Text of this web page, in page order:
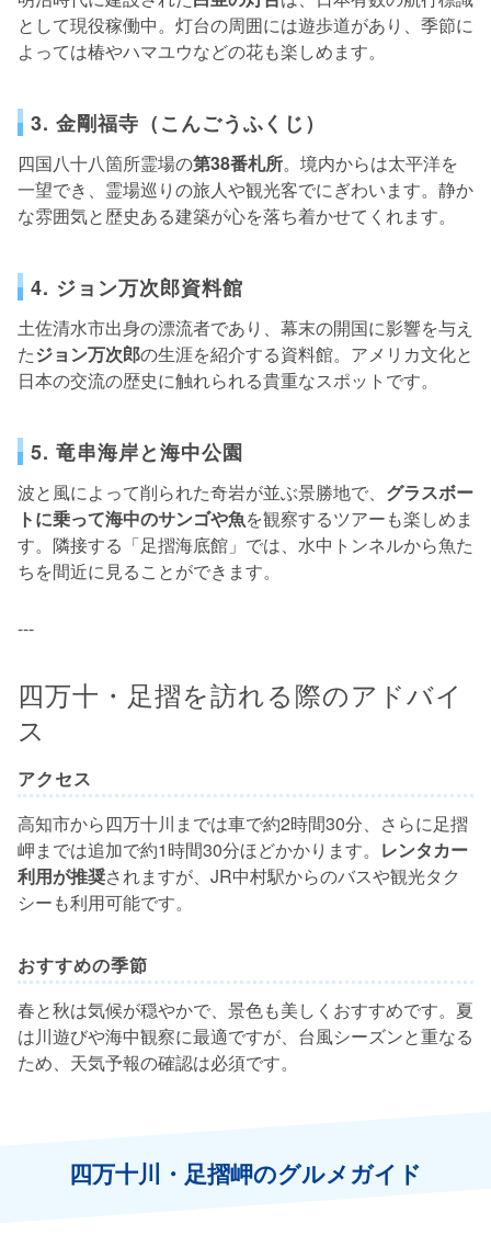
として現役稼働中。灯台の周囲には遊歩道があり、季節に
よっては椿やハマユウなどの花も楽しめます。
3. 金剛福寺（こんごうふくじ）
四国八十八箇所霊場の第38番札所。境内からは太平洋を
一望でき、霊場巡りの旅人や観光客でにぎわいます。静か
な雰囲気と歴史ある建築が心を落ち着かせてくれます。
4. ジョン万次郎資料館
土佐清水市出身の漂流者であり、幕末の開国に影響を与え
たジョン万次郎の生涯を紹介する資料館。アメリカ文化と
日本の交流の歴史に触れられる貴重なスポットです。
5. 竜串海岸と海中公園
波と風によって削られた奇岩が並ぶ景勝地で、 グラスボー
トに乗って海中のサンゴや魚を観察するツアーも楽しめま
す。隣接する「足摺海底館」では、水中トンネルから魚た
ちを間近に見ることができます。
---
四万十・足摺を訪れる際のアドバイ
ス
アクセス
高知市から四万十川までは車で約2時間30分、さらに足摺
岬までは追加で約1時間30分ほどかかります。 レンタカー
利用が推奨されますが、JR中村駅からのバスや観光タク
シーも利用可能です。
おすすめの季節
春と秋は気候が穏やかで、景色も美しくおすすめです。夏
は川遊びや海中観察に最適ですが、台風シーズンと重なる
ため、天気予報の確認は必須です。
四万十川・足摺岬のグルメガイド